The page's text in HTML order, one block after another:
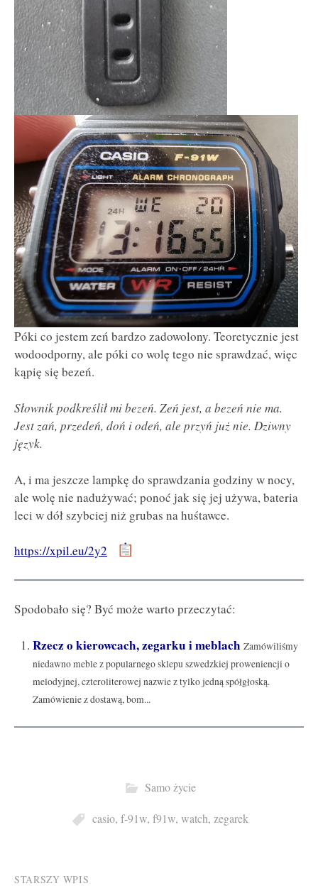
Póki co jestem zeń bardzo zadowolony. Teoretycznie jest
wodoodporny, ale póki co wolę tego nie sprawdzać, więc
kąpię się bezeń.
Słownik podkreślił mi bezeń. Zeń jest, a bezeń nie ma.
Jest zań, przedeń, doń i odeń, ale przyń już nie. Dziwny
język.
A, i ma jeszcze lampkę do sprawdzania godziny w nocy,
ale wolę nie nadużywać; ponoć jak się jej używa, bateria
leci w dół szybciej niż grubas na huśtawce.
https://xpil.eu/2y2
Spodobało się? Być może warto przeczytać:
Rzecz o kierowcach, zegarku i meblach Zamówiliśmy
niedawno meble z popularnego sklepu szwedzkiej proweniencji o
melodyjnej, czteroliterowej nazwie z tylko jedną spółgłoską.
Zamówienie z dostawą, bom...
Samo życie
casio, f-91w, f91w, watch, zegarek
STARSZY WPIS